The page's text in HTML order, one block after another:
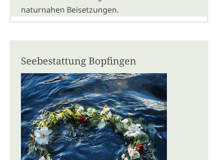
naturnahen Beisetzungen.
Seebestattung Bopfingen